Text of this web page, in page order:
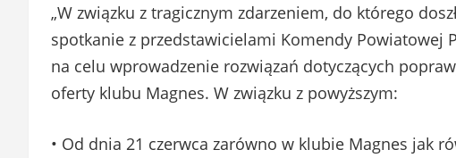
„W związku z tragicznym zdarzeniem, do którego
spotkanie z przedstawicielami Komendy
na celu wprowadzenie rozwiązań dotyczących
oferty klubu Magnes. W związku z powyższym:
• Od dnia 21 czerwca zarówno w klubie Magnes jak